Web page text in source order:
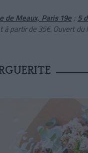
de Meaux, Paris 19e ; 5
partir de 35€. Ouvert